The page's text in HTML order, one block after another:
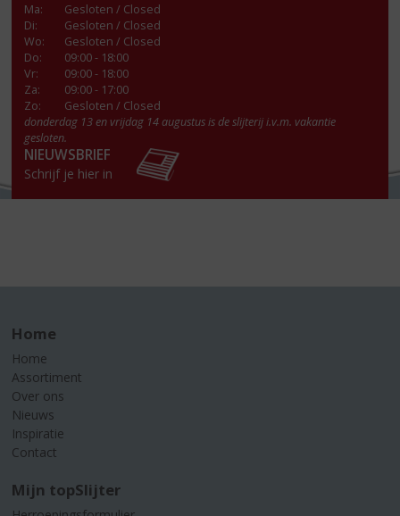
Ma:
Gesloten / Closed
Di:
Gesloten / Closed
Wo:
Gesloten / Closed
Do:
09:00 - 18:00
Vr:
09:00 - 18:00
Za:
09:00 - 17:00
Zo:
Gesloten / Closed
donderdag 13 en vrijdag 14 augustus is de slijterij i.v.m. vakantie
gesloten.
NIEUWSBRIEF
Schrijf je hier in
Home
Home
Assortiment
Over ons
Nieuws
Inspiratie
Contact
Mijn topSlijter